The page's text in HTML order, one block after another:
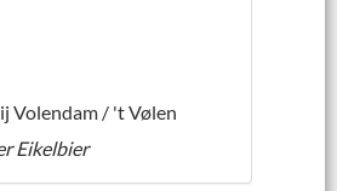
Volendam / 't Vølen
Eikelbier